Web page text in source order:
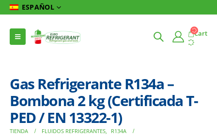
ESPAÑOL
Cart
Gas Refrigerante R134a –
Bombona 2 kg (Certificada T-
PED / EN 13322-1)
TIENDA FLUIDOS REFRIGERANTES,
R134A